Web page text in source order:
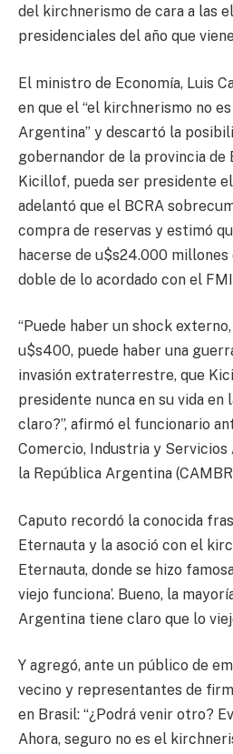
del kirchnerismo de cara a las
presidenciales del año que
El ministro de Economía, Luis
en que el “el kirchnerismo no
Argentina” y descartó la
gobernandor de la provincia de
Kicillof, pueda ser presidente
adelantó que el BCRA
compra de reservas y estimó
hacerse de u$s24.000
doble de lo acordado con el
“Puede haber un shock
u$s400, puede haber una
invasión extraterrestre, que
presidente nunca en su vida en
claro?”, afirmó el funcionario
Comercio, Industria y
la República Argentina
Caputo recordó la conocida
Eternauta y la asoció con el
Eternauta, donde se hizo
viejo funciona’. Bueno, la
Argentina tiene claro que lo
Y agregó, ante un público de
vecino y representantes de
en Brasil: “¿Podrá venir otro?
Ahora, seguro no es el